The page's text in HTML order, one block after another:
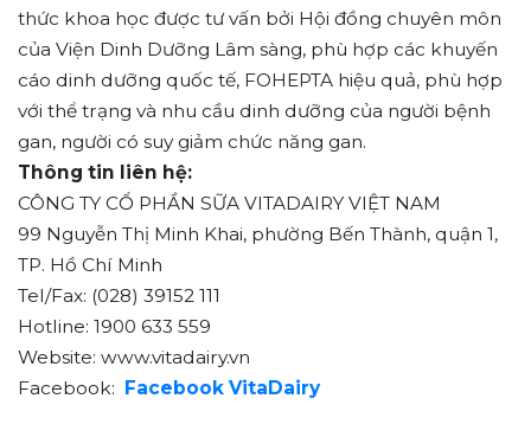
thức khoa học được tư vấn bởi Hội đồng chuyên môn
của Viện Dinh Dưỡng Lâm sàng, phù hợp các khuyến
cáo dinh dưỡng quốc tế, FOHEPTA hiệu quả, phù hợp
với thể trạng và nhu cầu dinh dưỡng của người bệnh
gan, người có suy giảm chức năng gan.
Thông tin liên hệ:
CÔNG TY CỔ PHẦN SỮA VITADAIRY VIỆT NAM
99 Nguyễn Thị Minh Khai, phường Bến Thành, quận 1,
TP. Hồ Chí Minh
Tel/Fax: (028) 39152 111
Hotline: 1900 633 559
Website: www.vitadairy.vn
Facebook: Facebook VitaDairy